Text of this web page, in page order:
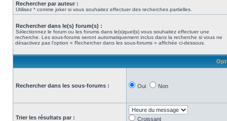
Rechercher par auteur :
Utilisez * comme joker si vous souhaitez effectuer des recherches partielles.
Rechercher dans le(s) forum(s) :
Sélectionnez le forum ou les forums dans le(s)quel(s) vous souhaitez effectuer une
recherche. Les sous-forums seront automatiquement inclus dans la recherche si vous ne
désactivez pas l’option « Rechercher dans les sous-forums » affichée ci-dessous.
Rechercher dans les sous-forums : Oui Non
Trier les résultats par :
Croissant